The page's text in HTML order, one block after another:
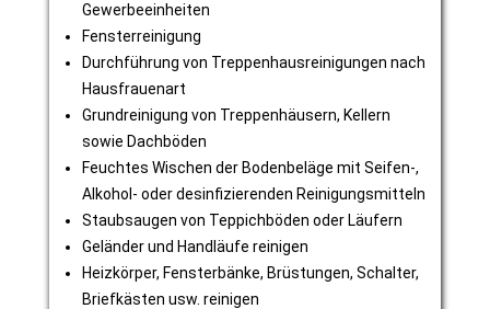
Gewerbeeinheiten
Fensterreinigung
Durchführung von Treppenhausreinigungen nach
Hausfrauenart
Grundreinigung von Treppenhäusern, Kellern
sowie Dachböden
Feuchtes Wischen der Bodenbeläge mit Seifen-,
Alkohol- oder desinfizierenden Reinigungsmitteln
Staubsaugen von Teppichböden oder Läufern
Geländer und Handläufe reinigen
Heizkörper, Fensterbänke, Brüstungen, Schalter,
Briefkästen usw. reinigen